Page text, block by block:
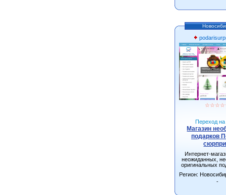
☆☆☆☆
Переход на
Магазин
подарков
Интернет-
неожиданных,
оригинальных
Новосибирске с
всей
Регион:
-